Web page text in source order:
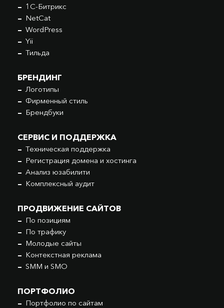
1С-Битрикс
NetCat
WordPress
Yii
Тильда
БРЕНДИНГ
Логотипы
Фирменный стиль
Брендбуки
СЕРВИС И ПОДДЕРЖКА
Техническая поддержка
Регистрация домена и хостинга
Анализ юзабилити
Комплексный аудит
ПРОДВИЖЕНИЕ САЙТОВ
По позициям
По трафику
Молодые сайты
Контекстная реклама
SMM и SMO
ПОРТФОЛИО
Портфолио по сайтам